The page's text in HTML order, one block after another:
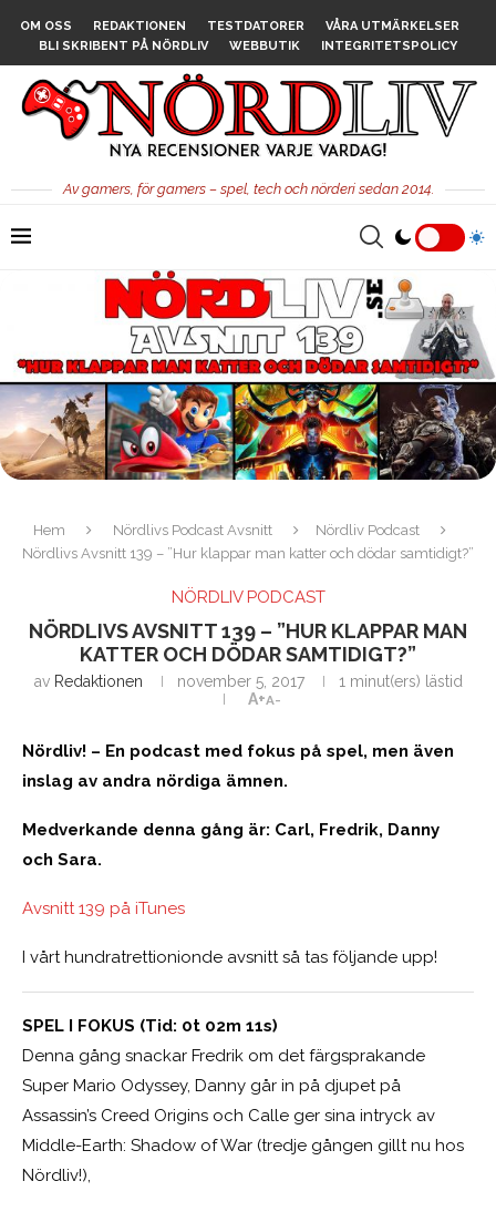
OM OSS REDAKTIONEN TESTDATORER
VÅRA UTMÄRKELSER
BLI SKRIBENT PÅ NÖRDLIV
WEBBUTIK INTEGRITETSPOLICY
Av gamers, för gamers – spel, tech och nörderi sedan 2014.
Hem Nördlivs Podcast Avsnitt
Nördliv Podcast
Nördlivs Avsnitt 139 – ”Hur klappar man katter och dödar samtidigt?”
NÖRDLIV PODCAST
NÖRDLIVS AVSNITT 139 – ”HUR KLAPPAR MAN
KATTER OCH DÖDAR SAMTIDIGT?”
av Redaktionen november 5, 2017
1 minut(ers) lästid
A+A-
Nördliv! – En podcast med fokus på spel, men även
inslag av andra nördiga ämnen.
Medverkande denna gång är: Carl, Fredrik, Danny
och Sara.
Avsnitt 139 på iTunes
I vårt hundratrettionionde avsnitt så tas följande upp!
SPEL I FOKUS (Tid: 0t 02m 11s)
Denna gång snackar Fredrik om det färgsprakande
Super Mario Odyssey, Danny går in på djupet på
Assassin’s Creed Origins och Calle ger sina intryck av
Middle-Earth: Shadow of War (tredje gången gillt nu hos
Nördliv!),